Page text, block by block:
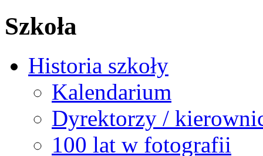
Szkoła
Historia szkoły
Kalendarium
Dyrektorzy /
100 lat w fotografii